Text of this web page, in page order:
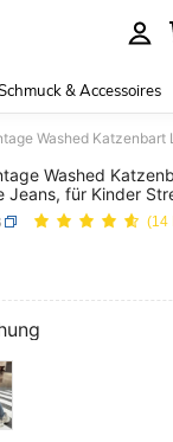
& Accessoires
Washed
Jeans, für Kinder
(14